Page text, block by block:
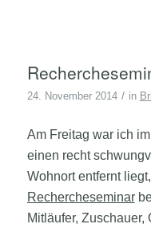
24. November 2014 / in
Am Freitag war ich
einen recht
Wohnort entfernt
Rechercheseminar
Mitläufer,